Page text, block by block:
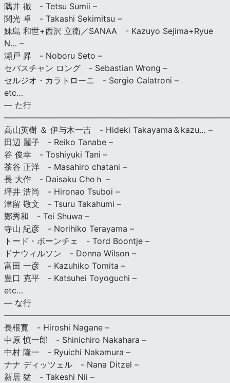
隅井 徹 - Tetsu Sumii –
関光 卓 - Takashi Sekimitsu –
妹島 和世+西沢 立衛／SANAA - Kazuyo Sejima+Ryue
N… –
瀬戸 昇 - Noboru Seto –
セバスチャン ロング - Sebastian Wrong –
セルジオ・カラトローニ - Sergio Calatroni –
etc…
— た行
高山英樹 ＆ 伊与木一吉 - Hideki Takayama＆kazu… –
田辺 麗子 - Reiko Tanabe –
谷 俊幸 - Toshiyuki Tani –
茶谷 正洋 - Masahiro chatani –
長 大作 - Daisaku Choｈ –
坪井 浩尚 - Hironao Tsuboi –
津留 敬文 - Tsuru Takahumi –
鄭秀和 - Tei Shuwa –
寺山 紀彦 - Norihiko Terayama –
トード・ボーンチェ - Tord Boontje –
ドナウィルソン - Donna Wilson –
富田 一彦 - Kazuhiko Tomita –
豊口 克平 - Katsuhei Toyoguchi –
etc…
— な行
長根寛 - Hiroshi Nagane –
中原 慎一郎 - Shinichiro Nakahara –
中村 隆一 - Ryuichi Nakamura –
ナナ ディッツェル - Nana Ditzel –
新居 猛 - Takeshi Nii –